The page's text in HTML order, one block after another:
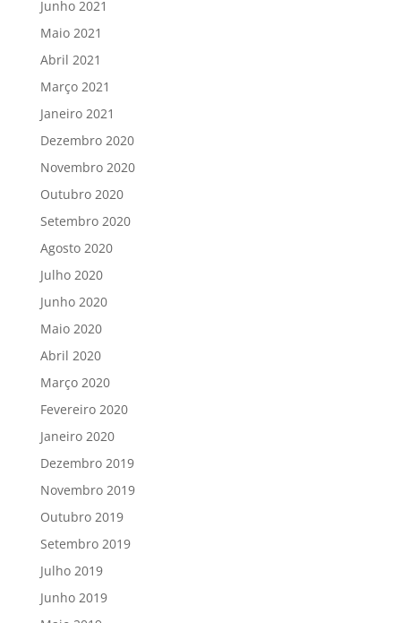
Junho 2021
Maio 2021
Abril 2021
Março 2021
Janeiro 2021
Dezembro 2020
Novembro 2020
Outubro 2020
Setembro 2020
Agosto 2020
Julho 2020
Junho 2020
Maio 2020
Abril 2020
Março 2020
Fevereiro 2020
Janeiro 2020
Dezembro 2019
Novembro 2019
Outubro 2019
Setembro 2019
Julho 2019
Junho 2019